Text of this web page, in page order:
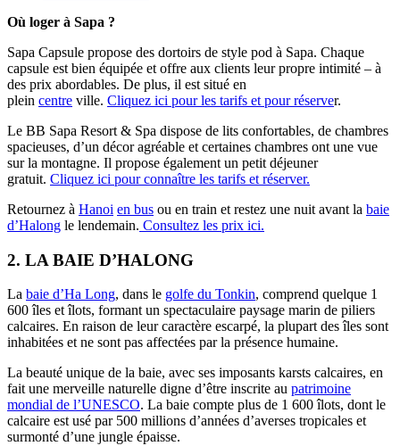
Où loger à Sapa ?
Sapa Capsule propose des dortoirs de style pod à Sapa. Chaque
capsule est bien équipée et offre aux clients leur propre intimité – à
des prix abordables. De plus, il est situé en
plein centre ville. Cliquez ici pour les tarifs et pour réserver.
Le BB Sapa Resort & Spa dispose de lits confortables, de chambres
spacieuses, d’un décor agréable et certaines chambres ont une vue
sur la montagne. Il propose également un petit déjeuner
gratuit. Cliquez ici pour connaître les tarifs et réserver.
Retournez à Hanoi en bus ou en train et restez une nuit avant la baie
d’Halong le lendemain. Consultez les prix ici.
2. LA BAIE D’HALONG
La baie d’Ha Long, dans le golfe du Tonkin, comprend quelque 1
600 îles et îlots, formant un spectaculaire paysage marin de piliers
calcaires. En raison de leur caractère escarpé, la plupart des îles sont
inhabitées et ne sont pas affectées par la présence humaine.
La beauté unique de la baie, avec ses imposants karsts calcaires, en
fait une merveille naturelle digne d’être inscrite au patrimoine
mondial de l’UNESCO. La baie compte plus de 1 600 îlots, dont le
calcaire est usé par 500 millions d’années d’averses tropicales et
surmonté d’une jungle épaisse.